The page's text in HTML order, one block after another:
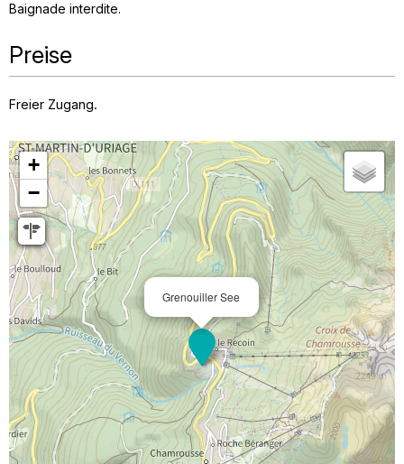
Baignade interdite
Preise
Freier Zugang.
Grenouiller See
+
−